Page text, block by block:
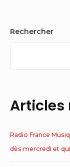
Sidebar
Widget
Area
Rechercher
Articles
Radio France
dès mercredi et